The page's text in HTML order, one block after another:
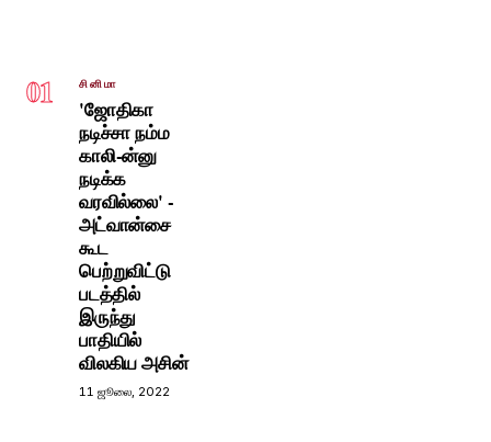
01 சினிமா
'ஜோதிகா
நடிச்சா நம்ம
காலி-ன்னு
நடிக்க
வரவில்லை' -
அட்வான்சை
கூட
பெற்றுவிட்டு
படத்தில்
இருந்து
பாதியில்
விலகிய அசின்
11 ஜூலை, 2022